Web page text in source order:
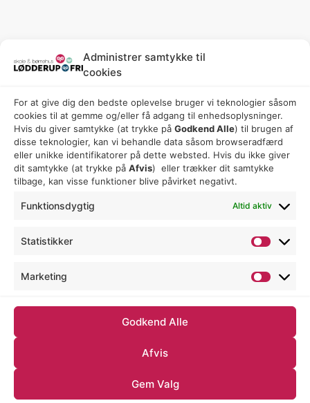
Administrer samtykke til
cookies
For at give dig den bedste oplevelse bruger vi teknologier såsom
cookies til at gemme og/eller få adgang til enhedsoplysninger.
Hvis du giver samtykke (at trykke på Godkend Alle) til brugen af ​​
disse teknologier, kan vi behandle data såsom browseradfærd
eller unikke identifikatorer på dette websted. Hvis du ikke giver
dit samtykke (at trykke på Afvis) eller trækker dit samtykke
tilbage, kan visse funktioner blive påvirket negativt.
Funktionsdygtig Altid aktiv
Statistikker
Marketing
Godkend Alle
Afvis
Gem Valg
Information
Nyhedsbreve (Uglereden)
Fredagsbreve (Friskolen)
Privatlivspolitik
Cookiepolitik
Indmeld dit barn nemt og hurtigt her på
INDSKRIV DIT BARN HER
© Lødderup Fri – 2021